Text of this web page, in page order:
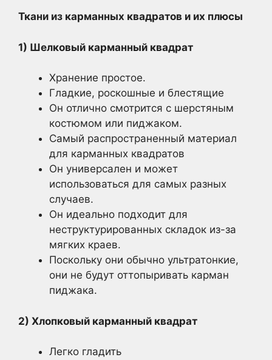
Ткани из карманных квадратов и их плюсы
1) Шелковый карманный квадрат
Хранение простое.
Гладкие, роскошные и блестящие
Он отлично смотрится с шерстяным
костюмом или пиджаком.
Самый распространенный материал
для карманных квадратов
Он универсален и может
использоваться для самых разных
случаев.
Он идеально подходит для
неструктурированных складок из-за
мягких краев.
Поскольку они обычно ультратонкие,
они не будут оттопыривать карман
пиджака.
2) Хлопковый карманный квадрат
Легко гладить